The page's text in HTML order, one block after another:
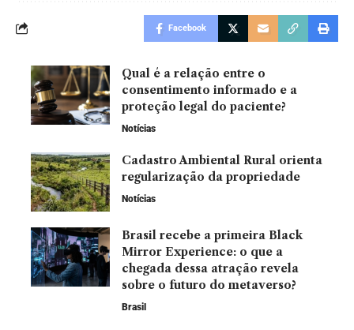
Facebook
Qual é a relação entre o
consentimento informado e a
proteção legal do paciente?
Notícias
Cadastro Ambiental Rural orienta
regularização da propriedade
Notícias
Brasil recebe a primeira Black
Mirror Experience: o que a
chegada dessa atração revela
sobre o futuro do metaverso?
Brasil